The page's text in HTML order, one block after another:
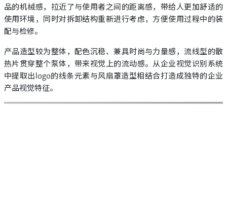
品的机械感，拉近了与使用者之间的距离感，带给人更加舒适的
使用环境，同时对拆卸结构重新进行考虑，方便使用过程中的装
配与检修。
产品造型较为整体，配色沉稳、兼具时尚与力量感，流线型的散
热片贯穿整个泵体，带来视觉上的流动感。从企业视觉识别系统
中提取出logo的线条元素与风扇罩造型相结合打造成独特的企业
产品视觉特征。